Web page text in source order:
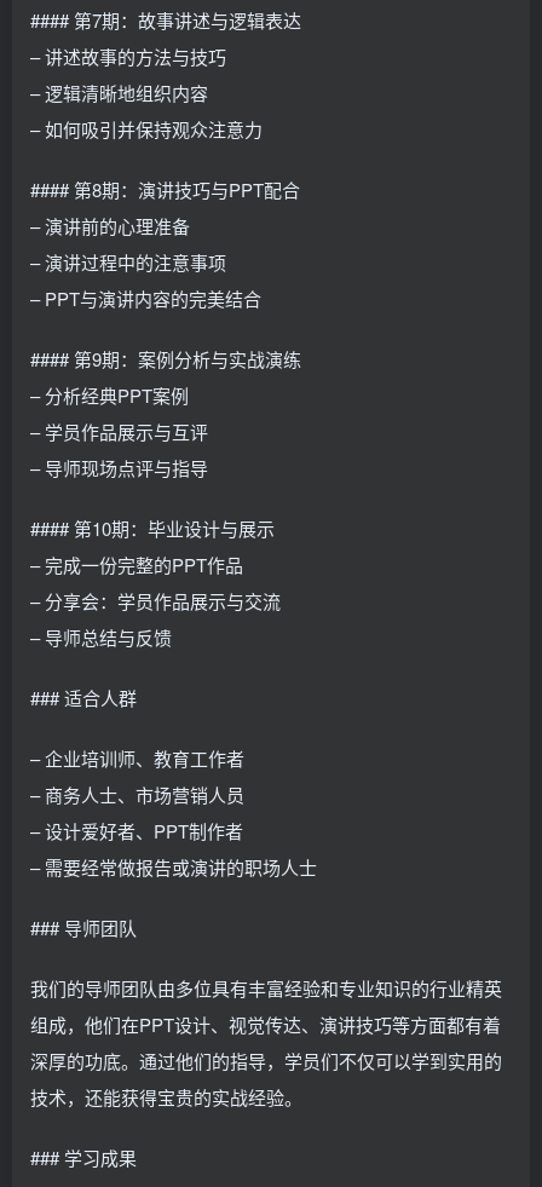
#### 第7期：故事讲述与逻辑表达
– 讲述故事的方法与技巧
– 逻辑清晰地组织内容
– 如何吸引并保持观众注意力
#### 第8期：演讲技巧与PPT配合
– 演讲前的心理准备
– 演讲过程中的注意事项
– PPT与演讲内容的完美结合
#### 第9期：案例分析与实战演练
– 分析经典PPT案例
– 学员作品展示与互评
– 导师现场点评与指导
#### 第10期：毕业设计与展示
– 完成一份完整的PPT作品
– 分享会：学员作品展示与交流
– 导师总结与反馈
### 适合人群
– 企业培训师、教育工作者
– 商务人士、市场营销人员
– 设计爱好者、PPT制作者
– 需要经常做报告或演讲的职场人士
### 导师团队
我们的导师团队由多位具有丰富经验和专业知识的行业精英
组成，他们在PPT设计、视觉传达、演讲技巧等方面都有着
深厚的功底。通过他们的指导，学员们不仅可以学到实用的
技术，还能获得宝贵的实战经验。
### 学习成果